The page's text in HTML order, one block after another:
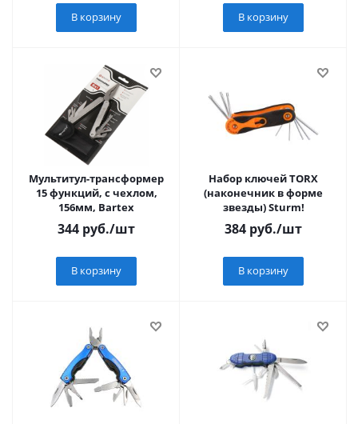
В корзину В корзину
Мультитул-трансформер
15 функций, с чехлом,
156мм, Bartex
344 руб./шт
В корзину
Набор ключей TORX
(наконечник в форме
звезды) Sturm!
384 руб./шт
В корзину